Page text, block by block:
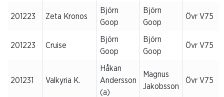
201223 Zeta Kronos
Björn
Goop
Björn
Goop
Övr V75
201223 Cruise
Björn
Goop
Björn
Goop
Övr V75
201231 Valkyria K.
Håkan
Andersson
(a)
Magnus
Jakobsson
Övr V75